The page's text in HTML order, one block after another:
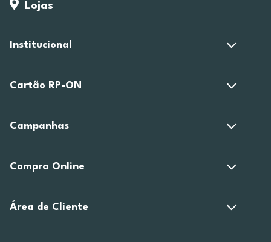
Lojas
Institucional
Cartão RP-ON
Campanhas
Compra Online
Área de Cliente